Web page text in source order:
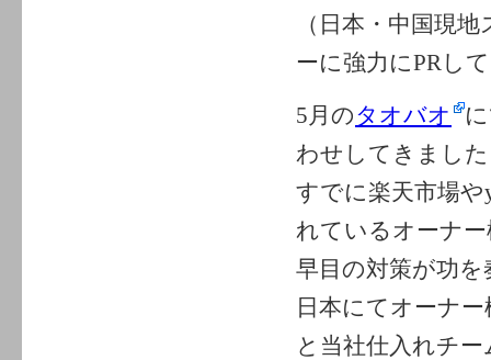
（日本・中国現
ーに強力にPRし
5月のタオバオ
わせしてきまし
すでに楽天市場
れているオーナ
早目の対策が功
日本にてオーナ
と当社仕入れチ